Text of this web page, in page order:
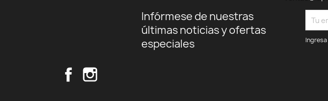
Infórmese de nuestras
últimas noticias y ofertas
especiales
Facebook